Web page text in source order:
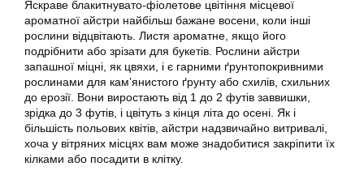
Яскраве блакитнувато-фіолетове цвітіння місцевої
ароматної айстри найбільш бажане восени, коли інші
рослини відцвітають. Листя ароматне, якщо його
подрібнити або зрізати для букетів. Рослини айстри
запашної міцні, як цвяхи, і є гарними ґрунтопокривними
рослинами для кам’янистого ґрунту або схилів, схильних
до ерозії. Вони виростають від 1 до 2 футів заввишки,
зрідка до 3 футів, і цвітуть з кінця літа до осені. Як і
більшість польових квітів, айстри надзвичайно витривалі,
хоча у вітряних місцях вам може знадобитися закріпити їх
кілками або посадити в клітку.